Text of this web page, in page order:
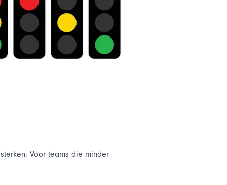
Voor teams die minder